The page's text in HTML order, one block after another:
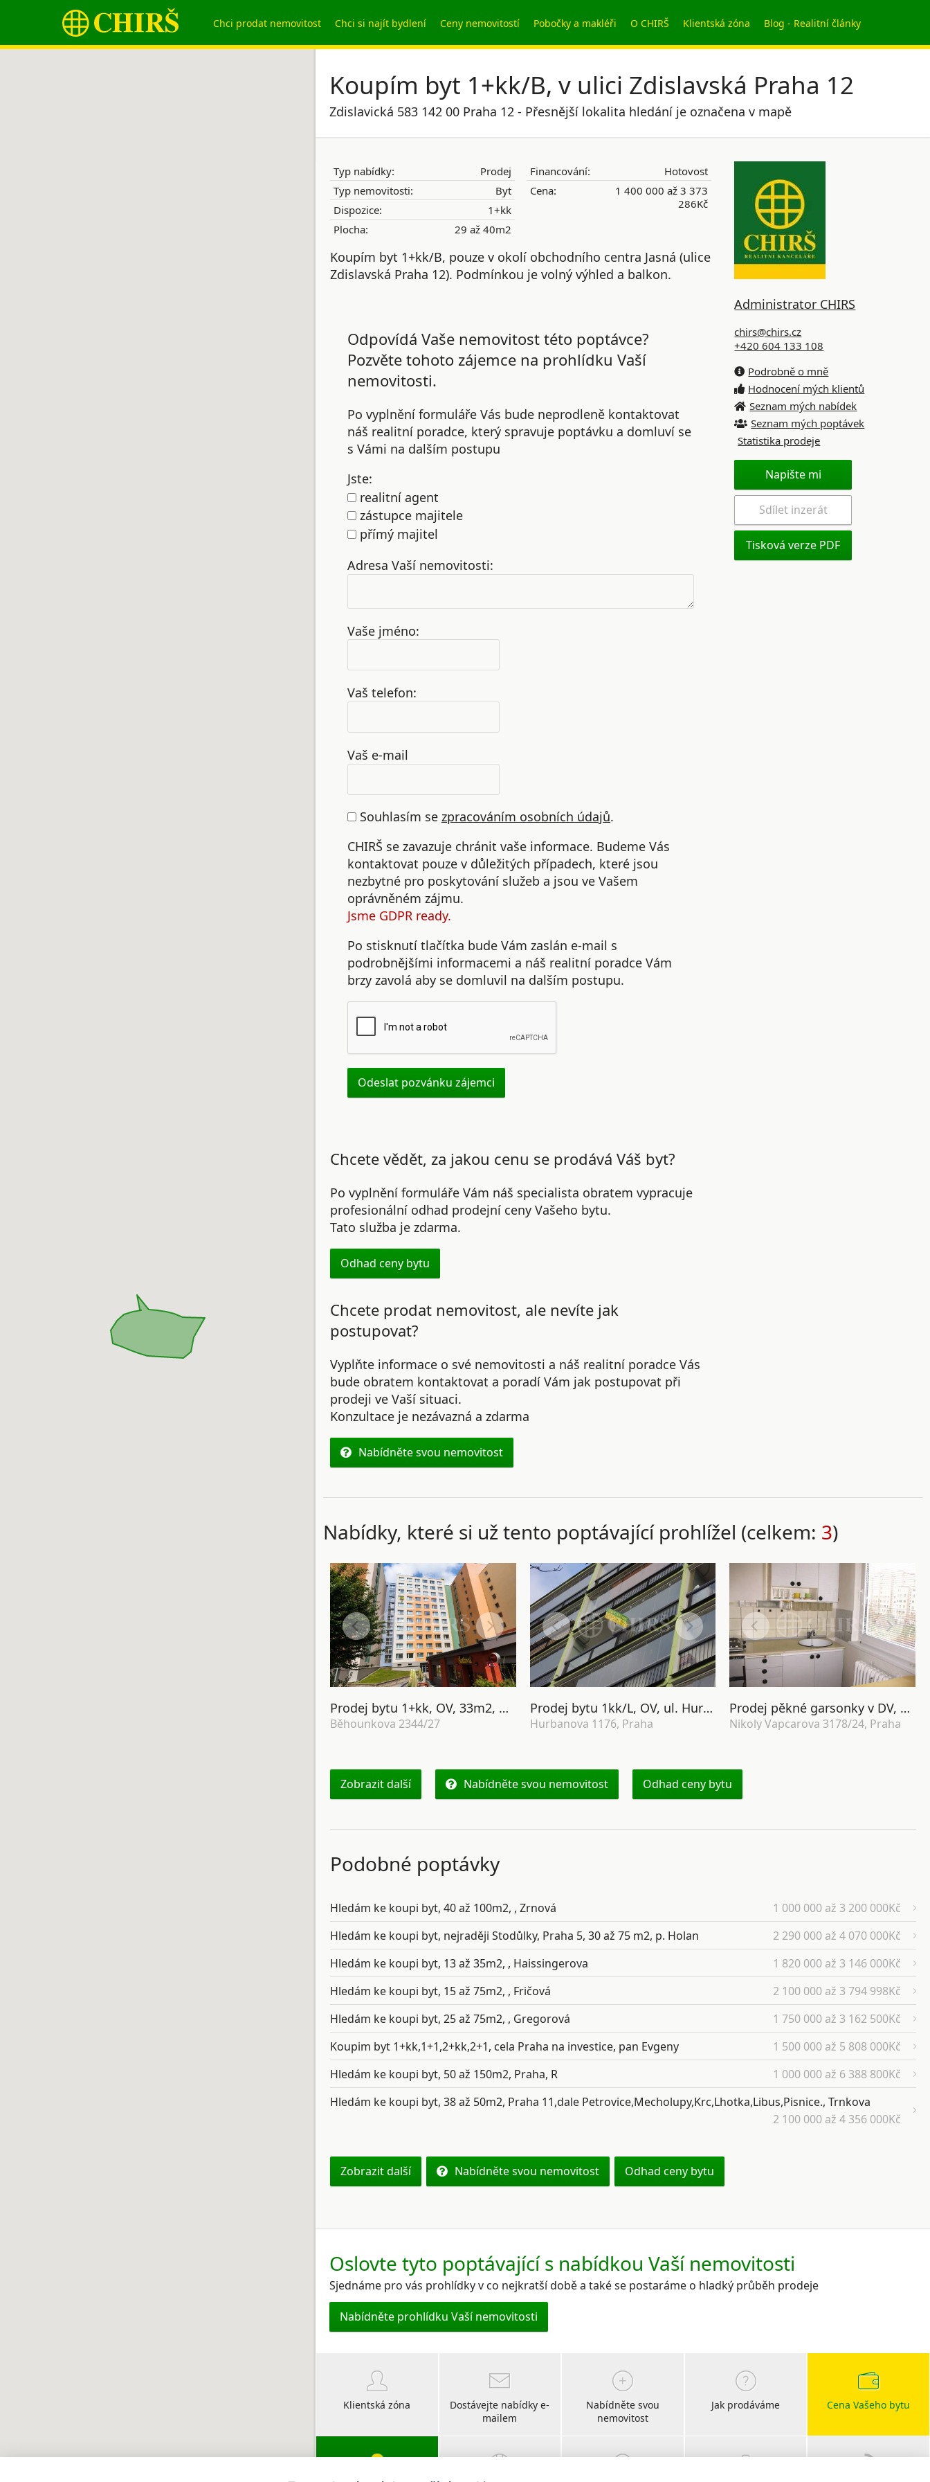
Chci prodat nemovitost Chci si najít bydlení Ceny nemovitostí Pobočky a makléři O CHIRŠ Klientská zóna Blog - Realitní články
Koupím byt 1+kk/B, v ulici Zdislavská Praha 12
Zdislavická 583 142 00 Praha 12 - Přesnější lokalita hledání je označena v mapě
Typ nabídky:
Prodej
Typ nemovitosti:
Byt
Dispozice:
1+kk
Plocha:
29 až 40m2
Financování:
Hotovost
Cena:
1 400 000 až 3 373
286Kč
Koupím byt 1+kk/B, pouze v okolí obchodního centra Jasná (ulice
Zdislavská Praha 12). Podmínkou je volný výhled a balkon.
Odpovídá Vaše nemovitost této poptávce?
Pozvěte tohoto zájemce na prohlídku Vaší
nemovitosti.
Po vyplnění formuláře Vás bude neprodleně kontaktovat
náš realitní poradce, který spravuje poptávku a domluví se
s Vámi na dalším postupu
Jste:
realitní agent
zástupce majitele
přímý majitel
Adresa Vaší nemovitosti:
Vaše jméno:
Vaš telefon:
Vaš e-mail
Souhlasím se zpracováním osobních údajů.
CHIRŠ se zavazuje chránit vaše informace. Budeme Vás
kontaktovat pouze v důležitých případech, které jsou
nezbytné pro poskytování služeb a jsou ve Vašem
oprávněném zájmu.
Jsme GDPR ready.
Po stisknutí tlačítka bude Vám zaslán e-mail s
podrobnějšími informacemi a náš realitní poradce Vám
brzy zavolá aby se domluvil na dalším postupu.
Chcete vědět, za jakou cenu se prodává Váš byt?
Po vyplnění formuláře Vám náš specialista obratem vypracuje
profesionální odhad prodejní ceny Vašeho bytu.
Tato služba je zdarma.
Odhad ceny bytu
Chcete prodat nemovitost, ale nevíte jak
postupovat?
Vyplňte informace o své nemovitosti a náš realitní poradce Vás
bude obratem kontaktovat a poradí Vám jak postupovat při
prodeji ve Vaší situaci.
Konzultace je nezávazná a zdarma
Nabídněte svou nemovitost
Administrator CHIRS
chirs@chirs.cz
+420 604 133 108
Podrobně o mně
Hodnocení mých klientů
Seznam mých nabídek
Seznam mých poptávek
Statistika prodeje
Napište mi
Sdílet inzerát
Tisková verze PDF
Nabídky, které si už tento poptávající prohlížel (celkem: 3)
Prodej bytu 1+kk, OV, 33m2, ul. Běhounkova 2344/27, Praha 13 - Hůrka
Běhounkova 2344/27
Prodej bytu 1kk/L, OV, ul. Hurbanova 1176/20, Praha 4 - Krč
Hurbanova 1176, Praha
Prodej pěkné garsonky v DV, 32 m2, ul. Nikoly Vapcarova 3178/ 24, Praha 4 - Modřany
Nikoly Vapcarova 3178/24, Praha
Zobrazit další Nabídněte svou nemovitost Odhad ceny bytu
Podobné poptávky
Hledám ke koupi byt, 40 až 100m2, , Zrnová
1 000 000 až 3 200 000Kč
Hledám ke koupi byt, nejraději Stodůlky, Praha 5, 30 až 75 m2, p. Holan
2 290 000 až 4 070 000Kč
Hledám ke koupi byt, 13 až 35m2, , Haissingerova
1 820 000 až 3 146 000Kč
Hledám ke koupi byt, 15 až 75m2, , Fričová
2 100 000 až 3 794 998Kč
Hledám ke koupi byt, 25 až 75m2, , Gregorová
1 750 000 až 3 162 500Kč
Koupim byt 1+kk,1+1,2+kk,2+1, cela Praha na investice, pan Evgeny
1 500 000 až 5 808 000Kč
Hledám ke koupi byt, 50 až 150m2, Praha, R
1 000 000 až 6 388 800Kč
Hledám ke koupi byt, 38 až 50m2, Praha 11,dale Petrovice,Mecholupy,Krc,Lhotka,Libus,Pisnice., Trnkova
2 100 000 až 4 356 000Kč
Zobrazit další Nabídněte svou nemovitost Odhad ceny bytu
Oslovte tyto poptávající s nabídkou Vaší nemovitosti
Sjednáme pro vás prohlídky v co nejkratší době a také se postaráme o hladký průběh prodeje
Nabídněte prohlídku Vaší nemovitosti
Klientská zóna
Dostávejte nabídky e-
mailem
Nabídněte svou
nemovitost
Jak prodáváme Cena Vašeho bytu